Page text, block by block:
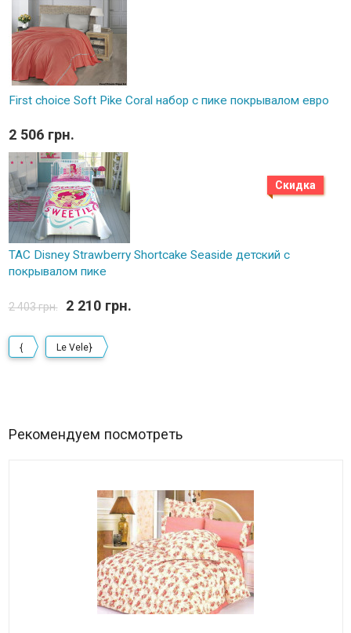
First choice Soft Pike Coral набор с пике покрывалом евро
2 506 грн.
Скидка
TAC Disney Strawberry Shortcake Seaside детский с
покрывалом пике
2 403 грн. 2 210 грн.
{ Le Vele}
Рекомендуем посмотреть